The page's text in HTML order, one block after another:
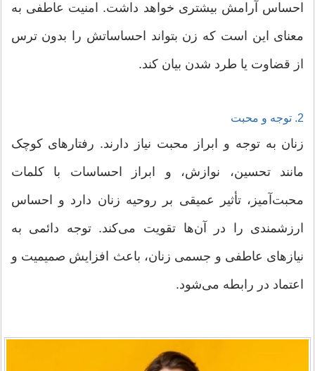
احساس آرامش بیشتری خواهد داشت. امنیت عاطفی به
معنای این است که زن بتواند احساساتش را بدون ترس
از قضاوت یا طرد شدن بیان کند.
2. توجه و محبت
زنان به توجه و ابراز محبت نیاز دارند. رفتارهای کوچک
مانند تحسین، نوازش، و ابراز احساسات با کلمات
محبت‌آمیز، تأثیر عمیقی بر روحیه زنان دارد و احساس
ارزشمندی را در آن‌ها تقویت می‌کند. توجه دائمی به
نیازهای عاطفی و جسمی زنان، باعث افزایش صمیمیت و
اعتماد در رابطه می‌شود.